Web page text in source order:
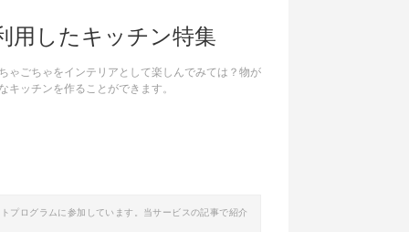
用したキッチン特集
ゃごちゃをインテリアとして楽しんでみては？物が
ッチンを作ることができます。
プログラムに参加しています。当サービスの記事で紹介